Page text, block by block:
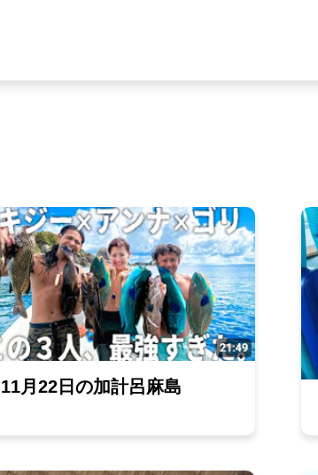
11月22日の加計呂麻島